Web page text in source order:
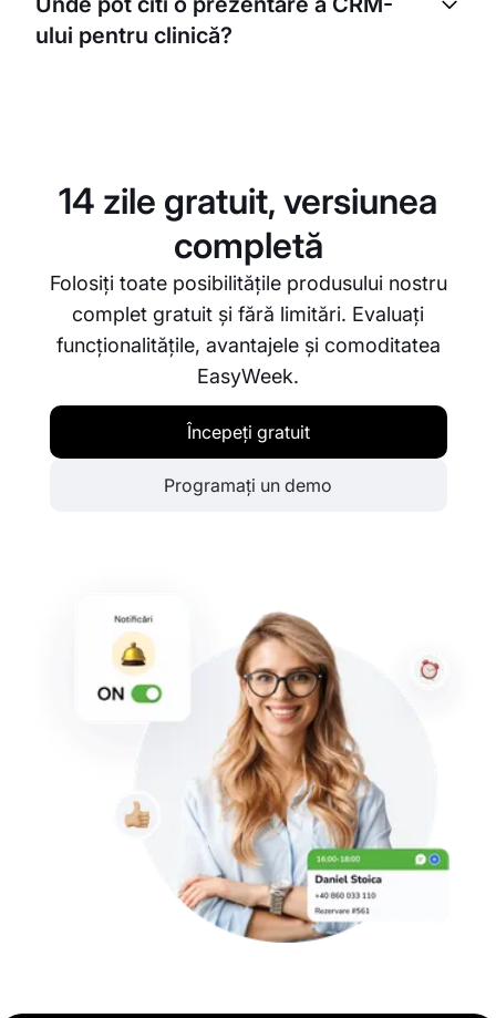
program al medicilor, serviciile centrului medical și
durata consultațiilor. CRM-ul pentru clinică
ului pentru clinică?
centru medical și clinică medicală.
14 zile gratuit, versiunea
completă
Folosiți toate posibilitățile produsului nostru
complet gratuit și fără limitări. Evaluați
funcționalitățile, avantajele și comoditatea
EasyWeek.
Începeți gratuit
Programați un demo